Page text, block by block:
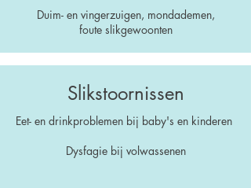
Duim- en vingerzuigen, mondademen,
foute slikgewoonten
Slikstoornissen
Eet- en drinkproblemen bij baby's en kinderen
Dysfagie bij volwassenen